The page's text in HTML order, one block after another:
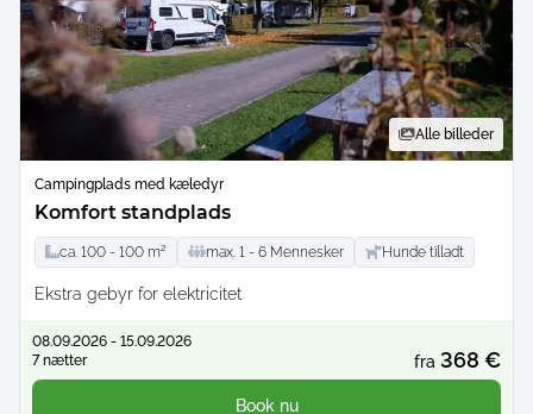
Alle billeder
Campingplads med kæledyr
Komfort standplads
ca. 100 - 100 m² max. 1 - 6 Mennesker Hunde tilladt
Ekstra gebyr for elektricitet
08.09.2026 - 15.09.2026
7 nætter
fra 368 €
Book nu